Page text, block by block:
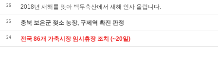
26 2018년 새해를 맞아 백두축산에서 새해 인사 올립니다.
25 충북 보은군 젖소 농장, 구제역 확진 판정
24 전국 86개 가축시장 임시휴장 조치 (~20일)